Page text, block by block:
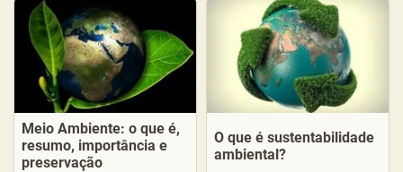
Meio Ambiente: o que é,
resumo, importância e
preservação
O que é sustentabilidade
ambiental?